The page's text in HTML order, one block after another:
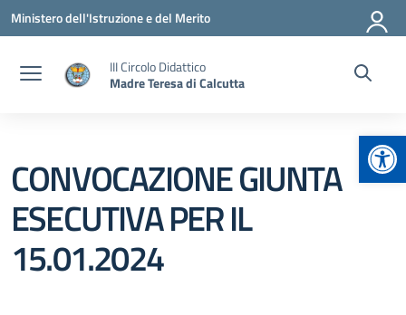
Vai ai contenuti
Vai al menu di navigazione
Vai al footer
Ministero dell'Istruzione e del Merito
III Circolo Didattico
Madre Teresa di Calcutta
CONVOCAZIONE GIUNTA
ESECUTIVA PER IL
15.01.2024